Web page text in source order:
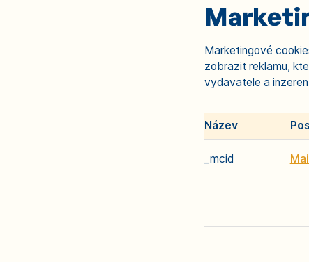
Marketingové
zobrazit reklamu,
vydavatele a
Název
_mcid